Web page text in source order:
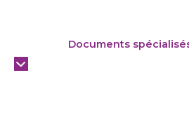
Documents